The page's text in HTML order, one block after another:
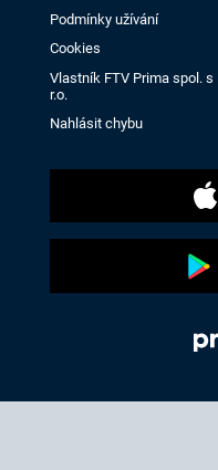
Podmínky užívání
Cookies
Vlastník FTV Prima spol. s
r.o.
Nahlásit chybu